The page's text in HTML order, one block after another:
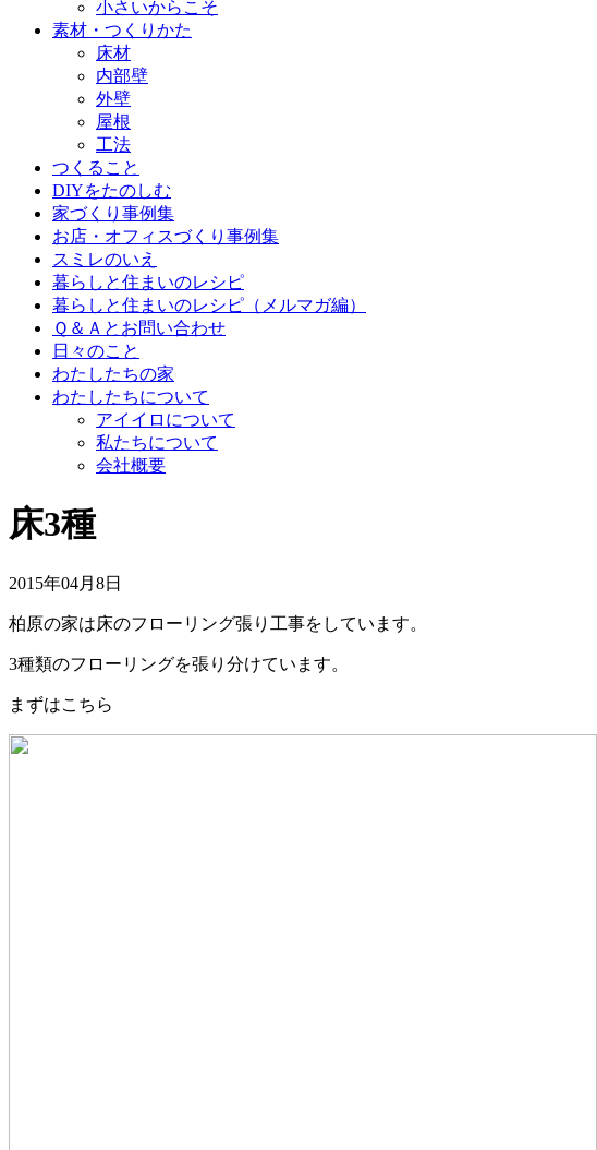
小さいからこそ
素材・つくりかた
床材
内部壁
外壁
屋根
工法
つくること
DIYをたのしむ
家づくり事例集
お店・オフィスづくり事例集
スミレのいえ
暮らしと住まいのレシピ
暮らしと住まいのレシピ（メルマガ編）
Ｑ＆Ａとお問い合わせ
日々のこと
わたしたちの家
わたしたちについて
アイイロについて
私たちについて
会社概要
床3種
2015年04月8日
柏原の家は床のフローリング張り工事をしています。
3種類のフローリングを張り分けています。
まずはこちら